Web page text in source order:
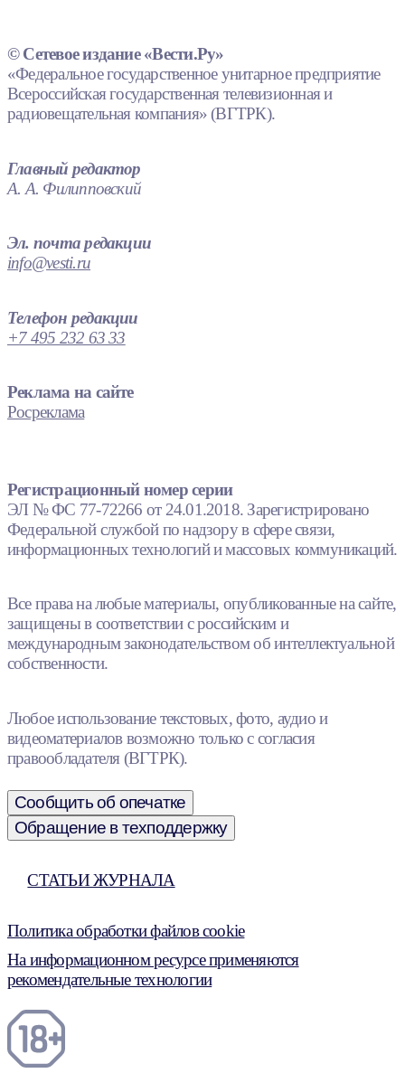
© Сетевое издание «Вести.Ру»
«Федеральное государственное унитарное предприятие
Всероссийская государственная телевизионная и
радиовещательная компания» (ВГТРК).
Главный редактор
А. А. Филипповский
Эл. почта редакции
info@vesti.ru
Телефон редакции
+7 495 232 63 33
Реклама на сайте
Росреклама
Регистрационный номер серии
ЭЛ № ФС 77-72266 от 24.01.2018. Зарегистрировано
Федеральной службой по надзору в сфере связи,
информационных технологий и массовых коммуникаций.
Все права на любые материалы, опубликованные на сайте,
защищены в соответствии с российским и
международным законодательством об интеллектуальной
собственности.
Любое использование текстовых, фото, аудио и
видеоматериалов возможно только с согласия
правообладателя (ВГТРК).
Сообщить об опечатке
Обращение в техподдержку
СТАТЬИ ЖУРНАЛА
Политика обработки файлов cookie
На информационном ресурсе применяются
рекомендательные технологии